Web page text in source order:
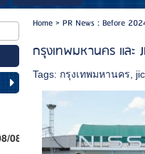
Home> PR News : Before
กรุงเทพมหานคร และ
Tags: กรุงเทพมหานคร